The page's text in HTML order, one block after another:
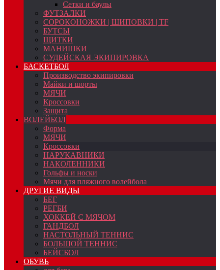
Сетки и баулы
ФУТЗАЛКИ
СОРОКОНОЖКИ | ШИПОВКИ | TF
БУТСЫ
ЩИТКИ
МАНИШКИ
СУДЕЙСКАЯ ЭКИПИРОВКА
БАСКЕТБОЛ
Производство экипировки
Майки и шорты
МЯЧИ
Кроссовки
Защита
ВОЛЕЙБОЛ
Форма
МЯЧИ
Кроссовки
НАРУКАВНИКИ
НАКОЛЕННИКИ
Гольфы и носки
Мячи для пляжного волейбола
ДРУГИЕ ВИДЫ
БЕГ
РЕГБИ
ХОККЕЙ С МЯЧОМ
ГАНДБОЛ
НАСТОЛЬНЫЙ ТЕННИС
БОЛЬШОЙ ТЕННИС
БЕЙСБОЛ
ОБУВЬ